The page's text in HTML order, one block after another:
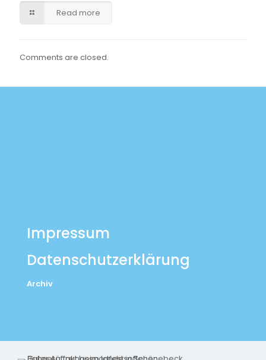
Read more
Comments are closed.
Impressum
Datenschutzerklärung
Archiv